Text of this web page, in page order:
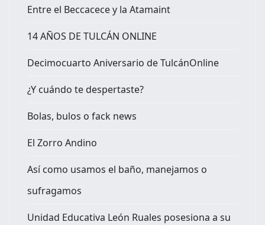
Entre el Beccacece y la Atamaint
14 AÑOS DE TULCÁN ONLINE
Decimocuarto Aniversario de TulcánOnline
¿Y cuándo te despertaste?
Bolas, bulos o fack news
El Zorro Andino
Así como usamos el baño, manejamos o
sufragamos
Unidad Educativa León Ruales posesiona a su